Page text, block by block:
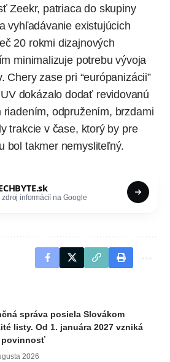
Zeekr, patriaca do skupiny
vyhľadávanie existujúcich
20 rokmi dizajnových
minimalizuje potrebu vývoja
Chery zase pri “európanizácii”
dokázalo dodať revidovanú
riadením, odpružením, brzdami
trakcie v čase, ktorý by pre
bol takmer nemysliteľný.
informácií na Google
správa posiela Slovákom
listy. Od 1. januára 2027 vzniká
povinnosť
2026